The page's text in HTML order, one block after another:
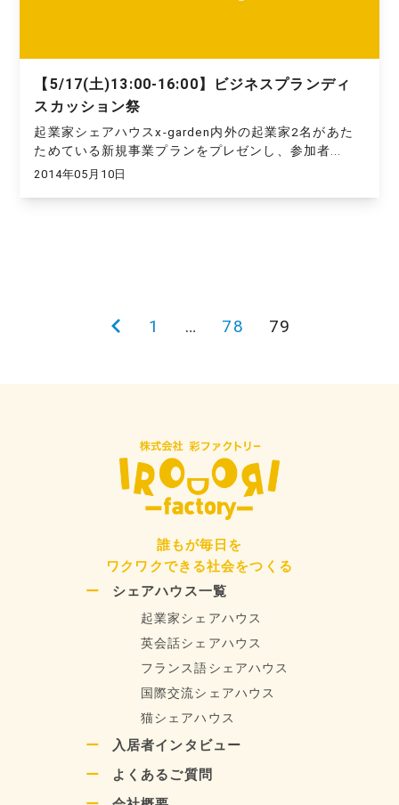
【5/17(土)13:00-16:00】ビジネスプランディ
スカッション祭
起業家シェアハウスx-garden内外の起業家2名があた
ためている新規事業プランをプレゼンし、参加者...
2014年05月10日
前
ジ
1 … 78 79
誰もが毎日を
ワクワクできる社会をつくる
シェアハウス一覧
起業家シェアハウス
英会話シェアハウス
フランス語シェアハウス
国際交流シェアハウス
猫シェアハウス
入居者インタビュー
よくあるご質問